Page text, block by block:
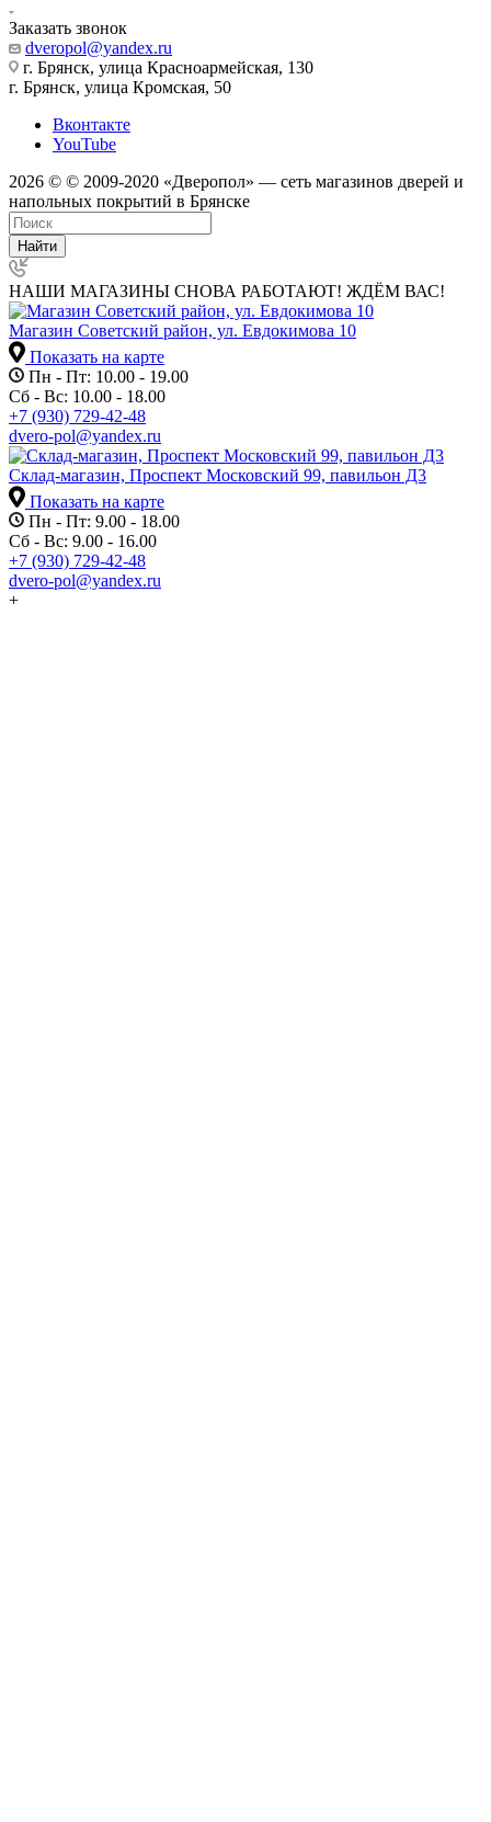
Заказать звонок
dveropol@yandex.ru
г. Брянск, улица Красноармейская, 130
г. Брянск, улица Кромская, 50
Вконтакте
YouTube
2026 © © 2009-2020 «Дверопол» — сеть магазинов дверей и
напольных покрытий в Брянске
Найти
НАШИ МАГАЗИНЫ СНОВА РАБОТАЮТ! ЖДЁМ ВАС!
Магазин Советский район, ул. Евдокимова 10
Показать на карте
Пн - Пт: 10.00 - 19.00
Сб - Вс: 10.00 - 18.00
+7 (930) 729-42-48
dvero-pol@yandex.ru
Склад-магазин, Проспект Московский 99, павильон Д3
Показать на карте
Пн - Пт: 9.00 - 18.00
Сб - Вс: 9.00 - 16.00
+7 (930) 729-42-48
dvero-pol@yandex.ru
+